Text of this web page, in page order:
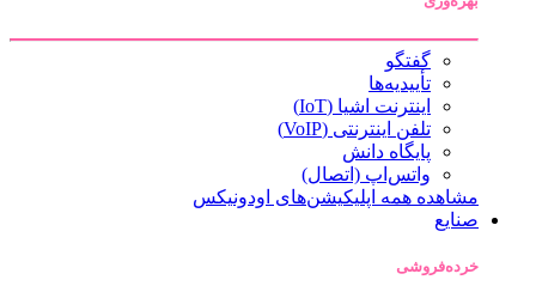
گفتگو
تأییدیه‌ها
اینترنت اشیا (IoT)
تلفن اینترنتی (VoIP)
پایگاه دانش
واتس‌اپ (اتصال)
مشاهده همه اپلیکیشن‌های اودونیکس
صنایع
خرده‌فروشی